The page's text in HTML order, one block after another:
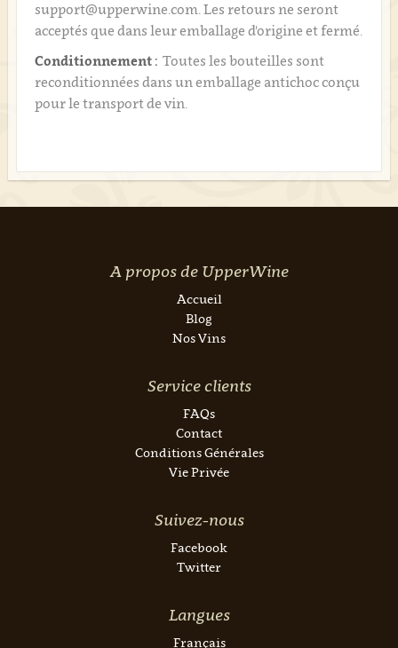
support@upperwine.com. Les retours ne seront
acceptés que dans leur emballage d'origine et fermé.
Conditionnement : Toutes les bouteilles sont
reconditionnées dans un emballage antichoc conçu
pour le transport de vin.
A propos de UpperWine
Accueil
Blog
Nos Vins
Service clients
FAQs
Contact
Conditions Générales
Vie Privée
Suivez-nous
Facebook
Twitter
Langues
Français